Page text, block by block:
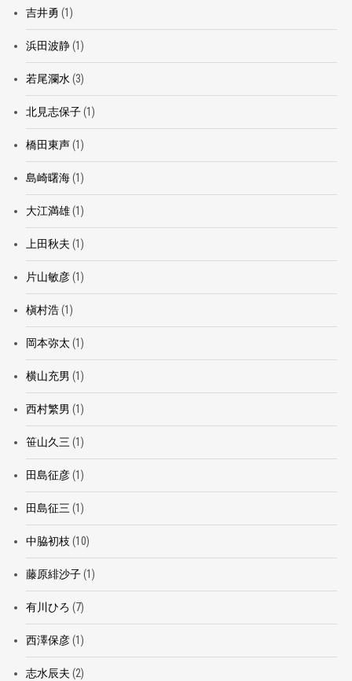
吉井勇 (1)
浜田波静(1)
若尾瀾水 (3)
北見志保子(1)
橋田東声(1)
島崎曙海(1)
大江満雄(1)
上田秋夫 (1)
片山敏彦(1)
槇村浩(1)
岡本弥太 (1)
横山充男 (1)
西村繁男 (1)
笹山久三 (1)
田島征彦(1)
田島征三 (1)
中脇初枝 (10)
藤原緋沙子(1)
有川ひろ (7)
西澤保彦(1)
志水辰夫 (2)